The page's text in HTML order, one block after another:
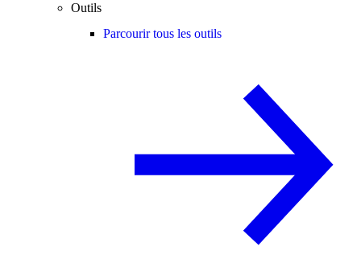
Outils
Parcourir tous les outils